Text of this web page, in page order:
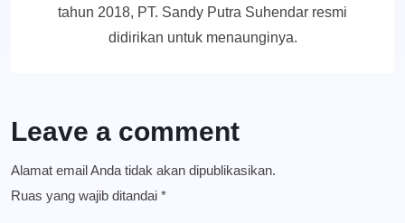
tahun 2018, PT. Sandy Putra Suhendar resmi
didirikan untuk menaunginya.
Leave a comment
Alamat email Anda tidak akan dipublikasikan.
Ruas yang wajib ditandai *